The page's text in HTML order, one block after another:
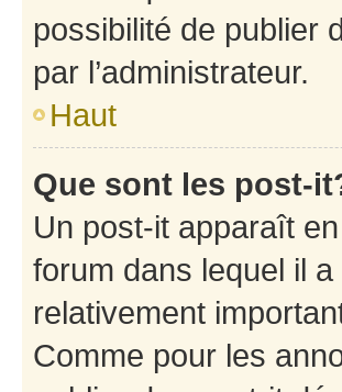
possibilité de publier
par l’administrateur.
Haut
Que sont les post-
Un post-it apparaît
forum dans lequel il
relativement
Comme pour les